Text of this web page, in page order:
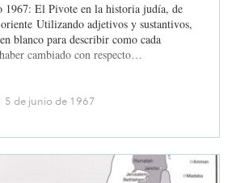
1967: El Pivote en la historia judía, de
Utilizando adjetivos y sustantivos,
blanco para describir como cada
cambiado con respecto…
5 de junio de 1967